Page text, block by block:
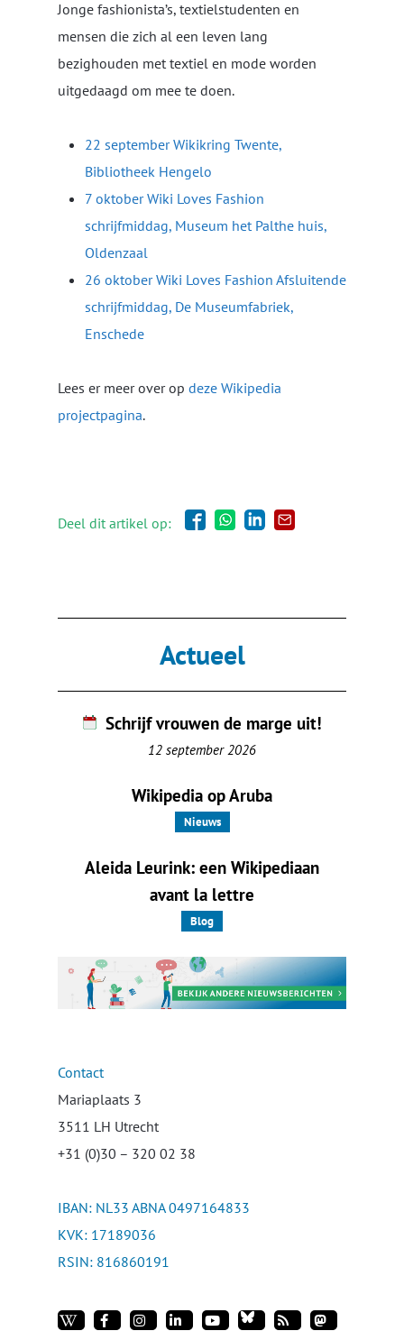
Jonge fashionista’s, textielstudenten en
mensen die zich al een leven lang
bezighouden met textiel en mode worden
uitgedaagd om mee te doen.
22 september Wikikring Twente,
Bibliotheek Hengelo
7 oktober Wiki Loves Fashion
schrijfmiddag, Museum het Palthe huis,
Oldenzaal
26 oktober Wiki Loves Fashion Afsluitende
schrijfmiddag, De Museumfabriek,
Enschede
Lees er meer over op deze Wikipedia
projectpagina.
Deel dit artikel op:
Actueel
Schrijf vrouwen de marge uit!
12 september 2026
Wikipedia op Aruba
Nieuws
Aleida Leurink: een Wikipediaan
avant la lettre
Blog
Contact
Mariaplaats 3
3511 LH Utrecht
+31 (0)30 – 320 02 38
IBAN: NL33 ABNA 0497164833
KVK: 17189036
RSIN: 816860191